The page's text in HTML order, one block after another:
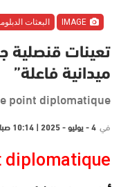
البعثات
تعينات قنصلية
ميدانية فاعلة”
point diplomatique
في 4 - يوليو - 2025 | 10:14 صباحًا
diplomatique